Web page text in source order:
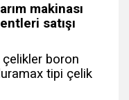
makinası
satışı
boron
tipi çelik